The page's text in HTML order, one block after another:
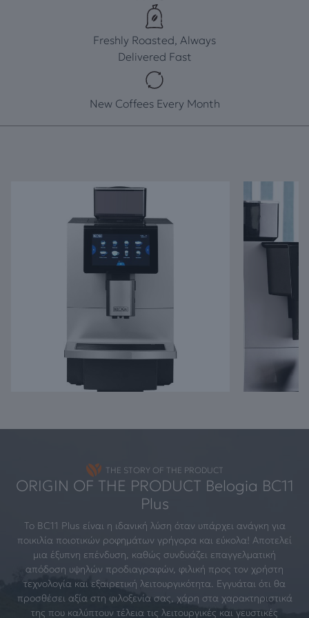
Freshly Roasted, Always
Delivered Fast
New Coffees Every Month
THE STORY OF THE PRODUCT
ORIGIN OF THE PRODUCT Belogia BC11
Plus
Το BC11 Plus είναι η ιδανική λύση όταν υπάρχει ανάγκη για
ποικιλία ποιοτικών ροφημάτων γρήγορα και εύκολα! Αποτελεί
μια έξυπνη επένδυση, καθώς συνδυάζει επαγγελματική
απόδοση υψηλών προδιαγραφών, φιλική προς τον χρήστη
τεχνολογία και εξαιρετική λειτουργικότητα. Εγγυάται ότι θα
προσθέσει αξία στη φιλοξενία σας, χάρη στα χαρακτηριστικά
της που καλύπτουν τέλεια τις λειτουργικές και γευστικές